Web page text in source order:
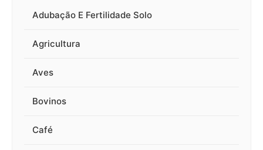
Adubação E Fertilidade Solo
Agricultura
Aves
Bovinos
Café